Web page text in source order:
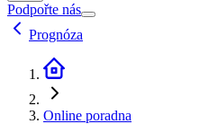
Podpořte nás
Prognóza
Online poradna